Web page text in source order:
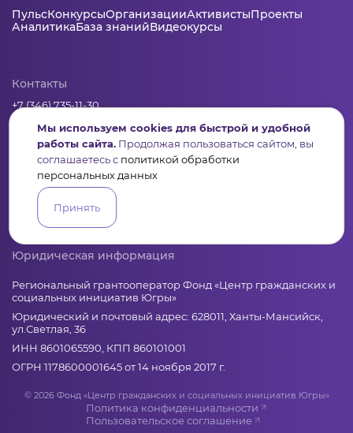
ПульсКонкурсыОрганизацииАктивистыПроекты
АналитикаБаза знанийВидеокурсы
Контакты
+7 (346) 735-11-30
elkanko@ugranko.ru
Адрес
628011, Россия, Ханты-Мансийский автономный округ – Югра,
г. Ханты-Мансийск, ул. Светлая 36
Юридическая информация
Региональный грантооператор Фонд «Центр гражданских и
социальных инициатив Югры»
Юридический и почтовый адрес: 628011, Ханты-Мансийск,
ул.Светлая, 36
ИНН 8601065590, КПП 860101001
ОГРН 1178600001645 от 14 ноября 2017 г.
© 2026 Фонд «Центр гражданских и социальных инициатив Югры»
Политика конфиденциальности
Пользовательское соглашение
Мы используем cookies для быстрой и удобной
работы сайта. Продолжая пользоваться сайтом, вы
соглашаетесь с политикой обработки
персональных данных
Принять